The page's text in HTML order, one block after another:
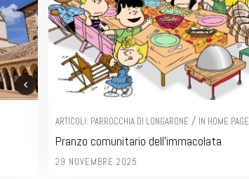
ARTICOLI: PARROCCHIA DI LONGARONE / IN HOME PAGE
Pranzo comunitario dell’immacolata
29 NOVEMBRE 2025